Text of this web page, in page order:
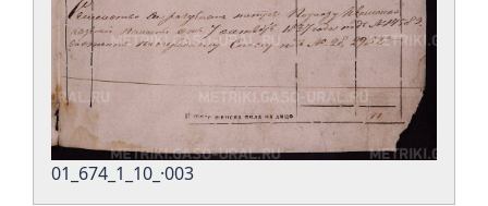
01_674_1_10_·003